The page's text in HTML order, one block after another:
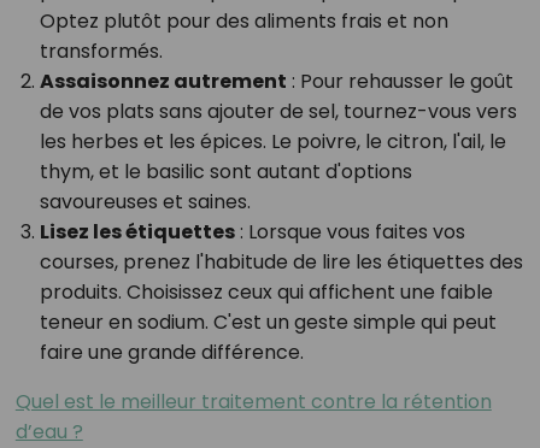
Optez plutôt pour des aliments frais et non
transformés.
Assaisonnez autrement : Pour rehausser le goût
de vos plats sans ajouter de sel, tournez-vous vers
les herbes et les épices. Le poivre, le citron, l'ail, le
thym, et le basilic sont autant d'options
savoureuses et saines.
Lisez les étiquettes: Lorsque vous faites vos
courses, prenez l'habitude de lire les étiquettes des
produits. Choisissez ceux qui affichent une faible
teneur en sodium. C'est un geste simple qui peut
faire une grande différence.
Quel est le meilleur traitement contre la rétention
d’eau ?